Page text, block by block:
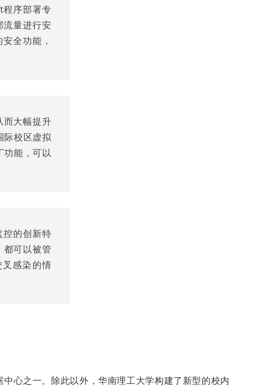
序部署专
流量进行安
全功能，
而大幅提升
际校区虚拟
功能，可以
的创新特
都可以被管
感染的情
心之一。除此以外，华南理工大学构建了新型的校内